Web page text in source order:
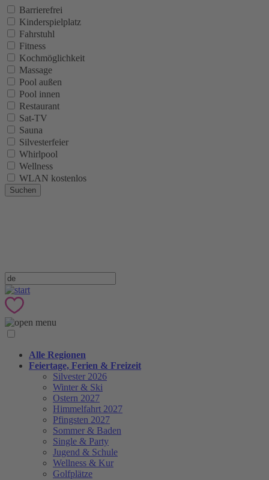
Barrierefrei
Kinderspielplatz
Fahrstuhl
Fitness
Kochmöglichkeit
Massage
Pool außen
Pool innen
Restaurant
Sat-TV
Sauna
Silvesterfeier
Whirlpool
Wellness
WLAN kostenlos
Suchen
Alle Regionen
Feiertage, Ferien & Freizeit
Silvester 2026
Winter & Ski
Ostern 2027
Himmelfahrt 2027
Pfingsten 2027
Sommer & Baden
Single & Party
Jugend & Schule
Wellness & Kur
Golfplätze